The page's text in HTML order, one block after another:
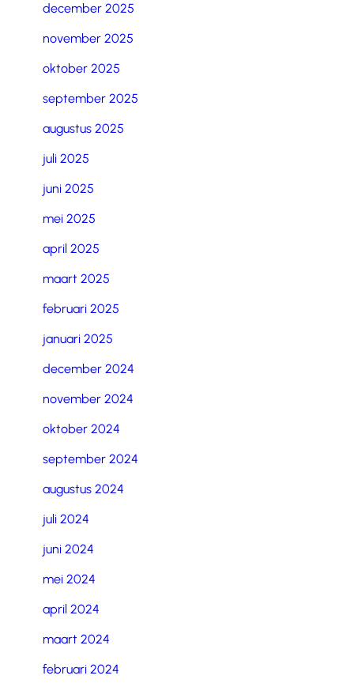
december 2025
november 2025
oktober 2025
september 2025
augustus 2025
juli 2025
juni 2025
mei 2025
april 2025
maart 2025
februari 2025
januari 2025
december 2024
november 2024
oktober 2024
september 2024
augustus 2024
juli 2024
juni 2024
mei 2024
april 2024
maart 2024
februari 2024